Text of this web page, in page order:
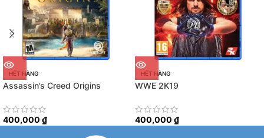
HẾT HÀNG
Assassin’s Creed Origins
400,000 ₫
HẾT HÀNG
WWE 2K19
400,000 ₫